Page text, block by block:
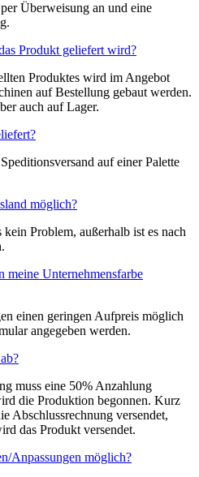
Überweisung an und eine
Produkt geliefert wird?
Produktes wird im Angebot
auf Bestellung gebaut werden.
auch auf Lager.
auf einer Palette
möglich?
Problem, außerhalb ist es nach
meine Unternehmensfarbe
einen geringen Aufpreis möglich
angegeben werden.
muss eine 50% Anzahlung
die Produktion begonnen. Kurz
Abschlussrechnung versendet,
das Produkt versendet.
Anpassungen möglich?